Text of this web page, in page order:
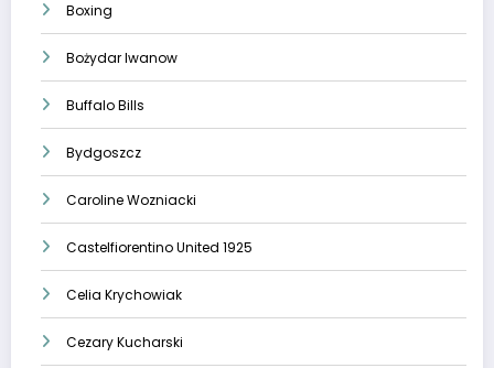
Boxing
Bożydar Iwanow
Buffalo Bills
Bydgoszcz
Caroline Wozniacki
Castelfiorentino United 1925
Celia Krychowiak
Cezary Kucharski